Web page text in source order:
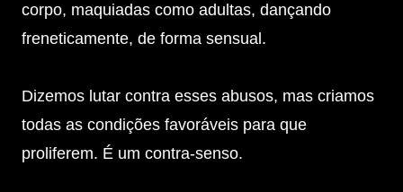
corpo, maquiadas como adultas, dançando
freneticamente, de forma sensual.
Dizemos lutar contra esses abusos, mas criamos
todas as condições favoráveis para que
proliferem. É um contra-senso.